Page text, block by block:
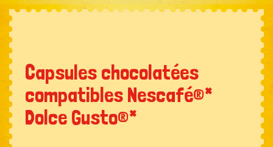
Capsules chocolatées
compatibles Nescafé®*
Dolce Gusto®*